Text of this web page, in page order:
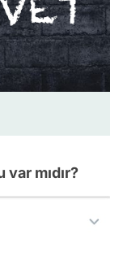
mıdır?